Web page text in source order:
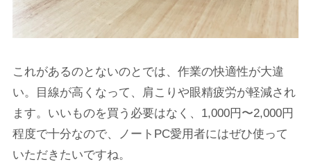
これがあるのとないのとでは、作業の快適性が大違
い。目線が高くなって、肩こりや眼精疲労が軽減され
ます。いいものを買う必要はなく、1,000円〜2,000円
程度で十分なので、ノートPC愛用者にはぜひ使って
いただきたいですね。